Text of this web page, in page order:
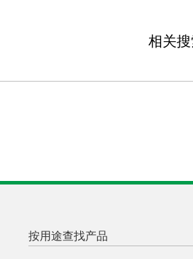
相关
按用途查找产品